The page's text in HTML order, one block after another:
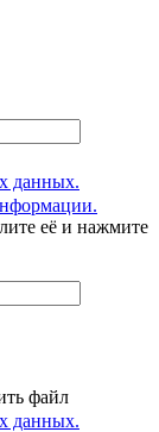
данных.
её и нажмите
файл
данных.